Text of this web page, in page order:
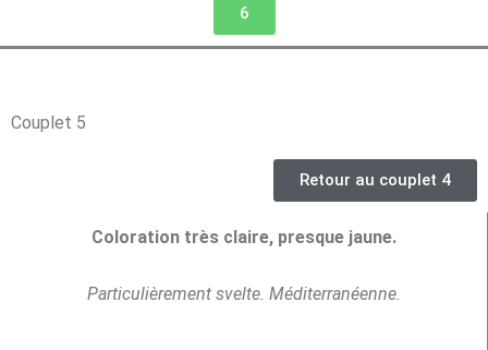
6
Couplet 5
Retour au couplet 4
Coloration très claire, presque jaune.
Particulièrement svelte. Méditerranéenne.